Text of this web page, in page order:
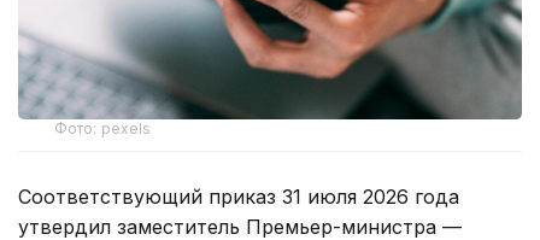
Фото: pexels
Соответствующий приказ 31 июля 2026 года
утвердил заместитель Премьер-министра —